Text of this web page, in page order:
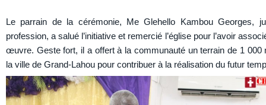
Le parrain de la cérémonie, Me Glehello Kambou Georges,
profession, a salué l’initiative et remercié l’église pour l’avoir
œuvre. Geste fort, il a offert à la communauté un terrain de 1 000
la ville de Grand-Lahou pour contribuer à la réalisation du futur